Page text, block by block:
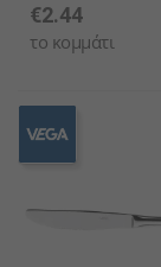
€2.44
το κομμάτι